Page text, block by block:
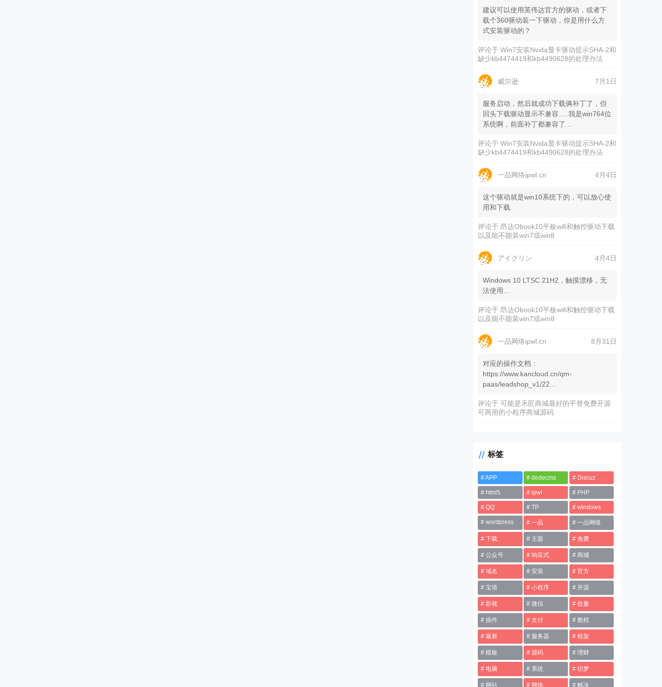
建议可以使用英伟达官方的驱动，或者下
载个360驱动装一下驱动，你是用什么方
式安装驱动的？
评论于Win7安装Nvida显卡驱动提示SHA-2和
缺少kb4474419和kb4490628的处理办法
威尔逊 7月1日
服务启动，然后就成功下载俩补丁了，但
回头下载驱动显示不兼容.....我是win764位
系统啊，前面补丁都兼容了...
评论于Win7安装Nvida显卡驱动提示SHA-2和
缺少kb4474419和kb4490628的处理办法
一品网络ipwl.cn 4月4日
这个驱动就是win10系统下的，可以放心使
用和下载
评论于昂达Obook10平板wifi和触控驱动下载
以及能不能装win7或win8
アイクリン 4月4日
Windows 10 LTSC 21H2，触摸漂移，无
法使用…
评论于昂达Obook10平板wifi和触控驱动下载
以及能不能装win7或win8
一品网络ipwl.cn 8月31日
对应的操作文档：
https://www.kancloud.cn/qm-
paas/leadshop_v1/22...
评论于可能是禾匠商城最好的平替免费开源
可商用的小程序商城源码
标签
APP dedecms Discuz
html5 ipwl PHP
QQ TP windows
wordpress 一品 一品网络
下载 主题 免费
公众号 响应式 商城
域名 安装 官方
宝塔 小程序 开源
影视 微信 批量
插件 支付 教程
最新 服务器 框架
模板 源码 理财
电脑 系统 织梦
网站 网络 解决